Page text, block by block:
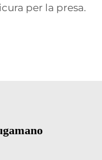
per la presa.